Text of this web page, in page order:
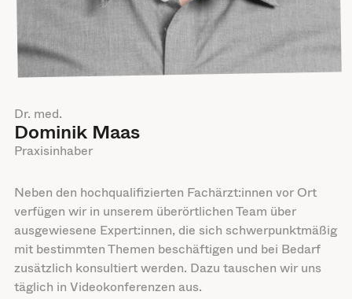
Dr. med.
Dominik Maas
Praxisinhaber
Neben den hochqualifizierten Fachärzt:innen vor Ort
verfügen wir in unserem überörtlichen Team über
ausgewiesene Expert:innen, die sich schwerpunktmäßig
mit bestimmten Themen beschäftigen und bei Bedarf
zusätzlich konsultiert werden. Dazu tauschen wir uns
täglich in Videokonferenzen aus.